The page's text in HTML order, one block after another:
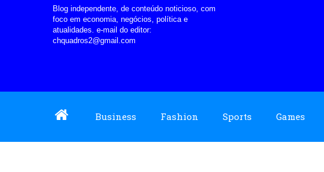
Blog independente, de conteúdo noticioso, com
foco em economia, negócios, política e
atualidades. e-mail do editor:
chquadros2@gmail.com
Business Fashion Sports Games